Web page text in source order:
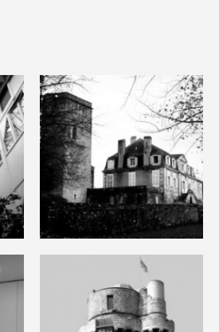
Château de
Coarraze